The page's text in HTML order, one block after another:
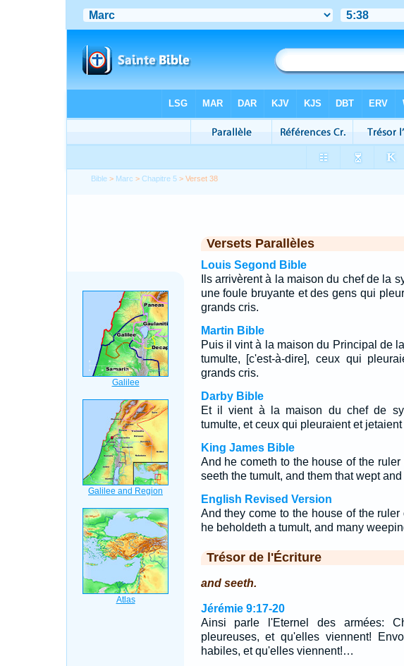
Bible > Marc >Chapitre 5 > Verset 38
Versets Parallèles
Louis Segond Bible
Ils arrivèrent à la maison du chef de la
une foule bruyante et des gens qui
grands cris.
Martin Bible
Puis il vint à la maison du Principal de
tumulte, [c'est-à-dire], ceux qui
grands cris.
Darby Bible
Et il vient à la maison du chef de
tumulte, et ceux qui pleuraient et
King James Bible
And he cometh to the house of the
seeth the tumult, and them that wept
English Revised Version
And they come to the house of the ruler
he beholdeth a tumult, and many
Trésor de l'Écriture
and seeth.
Jérémie 9:17-20
Ainsi parle l'Eternel des armées:
pleureuses, et qu'elles viennent!
habiles, et qu'elles viennent!…